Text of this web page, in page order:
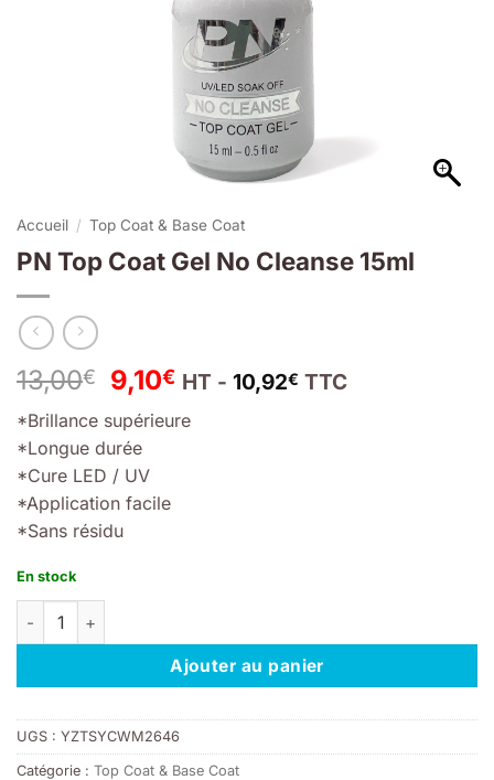
Accueil / Top Coat & Base Coat
PN Top Coat Gel No Cleanse 15ml
13,00€
Le
prix
initial
était :
13,00€.
9,10€Le
actuel
HT -10,92€ TTC
*Brillance supérieure
*Longue durée
*Cure LED / UV
*Application facile
*Sans résidu
En stock
quantité de PN Top Coat Gel No Cleanse 15ml
Ajouter au panier
UGS : YZTSYCWM2646
Catégorie : Top Coat & Base Coat